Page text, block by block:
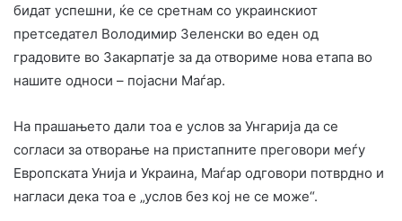
бидат успешни, ќе се сретнам со украинскиот
претседател Володимир Зеленски во еден од
градовите во Закарпатје за да отвориме нова етапа во
нашите односи – појасни Маѓар.
На прашањето дали тоа е услов за Унгарија да се
согласи за отворање на пристапните преговори меѓу
Европската Унија и Украина, Маѓар одговори потврдно и
нагласи дека тоа е „услов без кој не се може“.